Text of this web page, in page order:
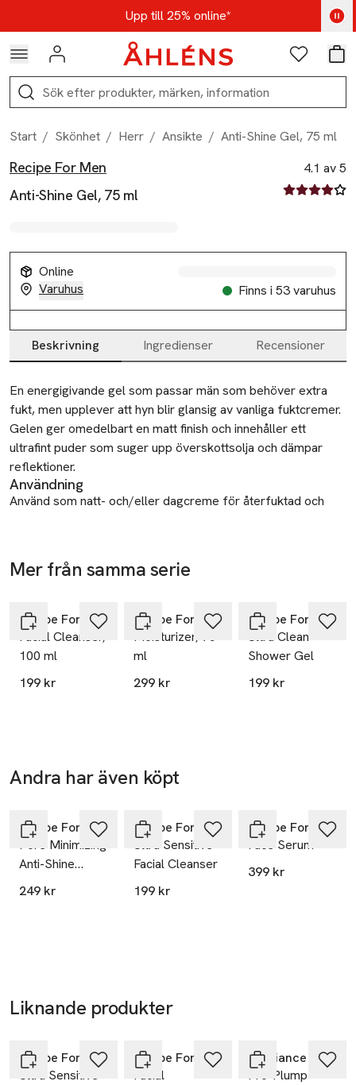
Hoppa till navigationsmenynUpp till 25% online*
Kod: AUG25 - Shoppa nu
Logga in Favoriter
Sök
Start / Skönhet / Herr / Ansikte / Anti-Shine Gel, 75 ml
Produktbilder
Hoppa över bildspelet
Recipe For Men
Anti-Shine Gel, 75 ml
4.1 av 5
4.1 av fem
Online
Varuhus
Finns i 53 varuhus
Produktinformation
Beskrivning Ingredienser Recensioner
Beskrivning
En energigivande gel som passar män som behöver extra
fukt, men upplever att hyn blir glansig av vanliga fuktcremer.
Gelen ger omedelbart en matt finish och innehåller ett
ultrafint puder som suger upp överskottsolja och dämpar
reflektioner.
Användning
Använd som natt- och/eller dagcreme för återfuktad och
Lämna din begagnade produkt till återvinning eller
Tillverkare
Krämfabriken/krämportföljen
Stockholm
Mobilnummer
SKU: 33825464
Mer från samma serie
Recipe For Men
Facial Cleanser,
100 ml
199 kr
Recipe For Men
Moisturizer, 75
ml
299 kr
Recipe For Men
Ultra Clean
Shower Gel
199 kr
Andra har även köpt
Recipe For Men
Pore Minimizing
Anti-Shine
Toner
249 kr
Recipe For Men
Ultra Sensitive
Facial Cleanser
199 kr
Recipe For Men
Face Serum
399 kr
Liknande produkter
Recipe For Men
Ultra Sensitive
Recipe For Men
Facial
Exuviance
Pro-Plump